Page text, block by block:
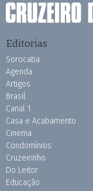
Editorias
Sorocaba
Agenda
Artigos
Brasil
Canal 1
Casa e Acabamento
Cinema
Condomínios
Cruzeirinho
Do Leitor
Educação